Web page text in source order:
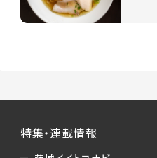
特集・連載情報